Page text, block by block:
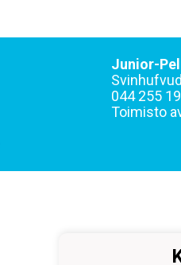
Junior-
044 255
Toimisto